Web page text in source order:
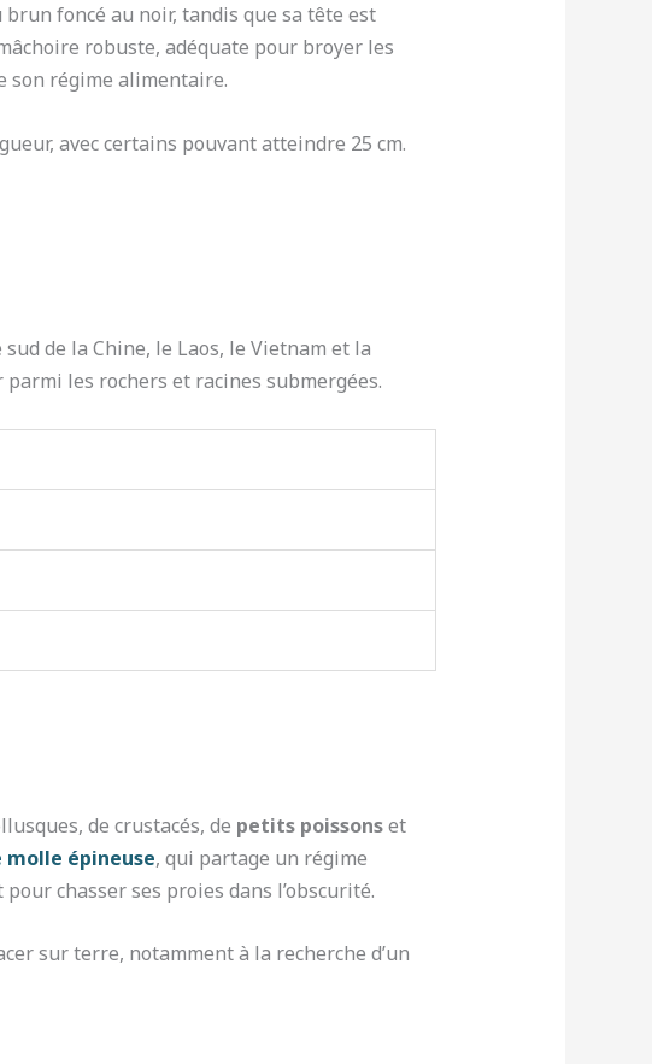
foncé au noir, tandis que sa tête est
robuste, adéquate pour broyer les
son régime alimentaire.
avec certains pouvant atteindre 25 cm.
sud de la Chine, le Laos, le Vietnam et la
parmi les rochers et racines submergées.
de crustacés, de petits poissonset
épineuse, qui partage un régime
chasser ses proies dans l’obscurité.
sur terre, notamment à la recherche d’un